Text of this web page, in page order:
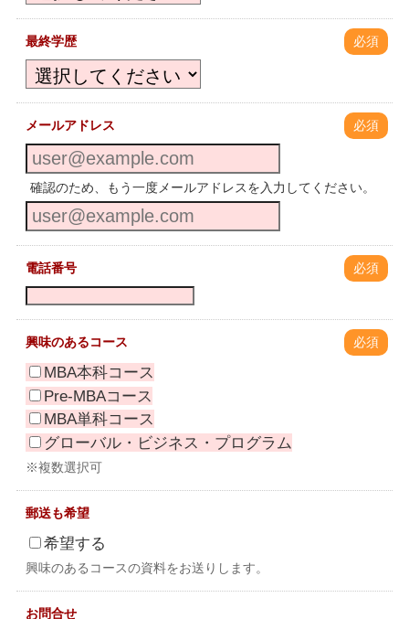
最終学歴 必須
メールアドレス 必須
確認のため、もう一度メールアドレスを入力してください。
電話番号 必須
興味のあるコース 必須
MBA本科コース
Pre-MBAコース
MBA単科コース
グローバル・ビジネス・プログラム
※複数選択可
郵送も希望
希望する
興味のあるコースの資料をお送りします。
お問合せ